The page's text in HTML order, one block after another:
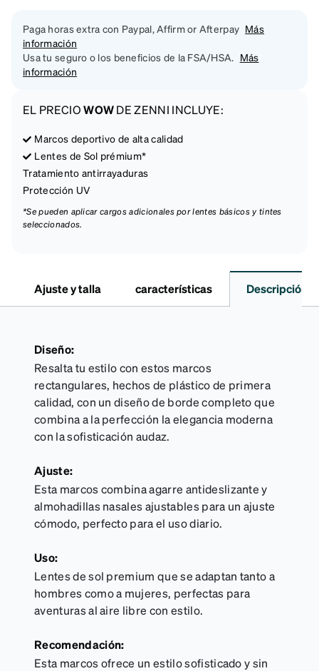
Paga horas extra con Paypal, Affirm or Afterpay Más
información
Usa tu seguro o los beneficios de la FSA/HSA. Más
información
EL PRECIOWOWDE ZENNI INCLUYE:
Marcos deportivo de alta calidad
Lentes de Sol prémium*
Tratamiento antirrayaduras
Protección UV
*Se pueden aplicar cargos adicionales por lentes básicos y tintes
seleccionados.
Ajuste y talla características Descripción
Diseño:
Resalta tu estilo con estos marcos
rectangulares, hechos de plástico de primera
calidad, con un diseño de borde completo que
combina a la perfección la elegancia moderna
con la sofisticación audaz.
Ajuste:
Esta marcos combina agarre antideslizante y
almohadillas nasales ajustables para un ajuste
cómodo, perfecto para el uso diario.
Uso:
Lentes de sol premium que se adaptan tanto a
hombres como a mujeres, perfectas para
aventuras al aire libre con estilo.
Recomendación:
Esta marcos ofrece un estilo sofisticado y sin